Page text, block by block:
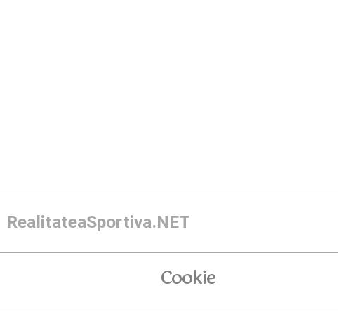
RealitateaSportiva.NET
Cookie